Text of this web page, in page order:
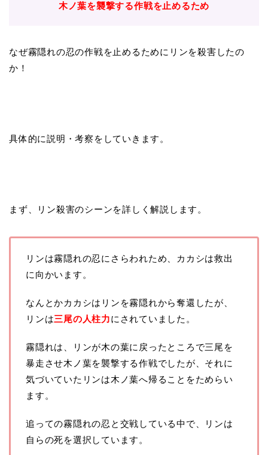
木ノ葉を襲撃する作戦を止めるため
なぜ霧隠れの忍の作戦を止めるためにリンを殺害したの
か！
具体的に説明・考察をしていきます。
まず、リン殺害のシーンを詳しく解説します。
リンは霧隠れの忍にさらわれため、カカシは救出
に向かいます。
なんとかカカシはリンを霧隠れから奪還したが、
リンは三尾の人柱力にされていました。
霧隠れは、リンが木の葉に戻ったところで三尾を
暴走させ木ノ葉を襲撃する作戦でしたが、それに
気づいていたリンは木ノ葉へ帰ることをためらい
ます。
追っての霧隠れの忍と交戦している中で、リンは
自らの死を選択しています。